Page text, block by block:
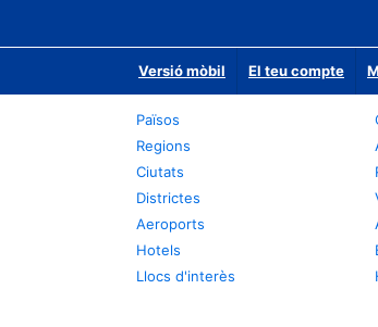
Versió mòbil El teu compte
Països
Regions
Ciutats
Districtes
Aeroports
Hotels
Llocs d'interès